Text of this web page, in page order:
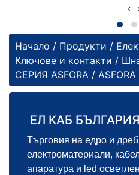
‹
Начало / Продукти /
Ключове и контакти /
СЕРИЯ ASFORA /
ЕЛ КАБ БЪЛГАРИЯ
Търговия на едро и
електроматериали,
апаратура и led